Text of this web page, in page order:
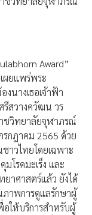
Award”
ผยแพร่พระ
งนางเธอเจ้าฟ้า
สวางควัฒน วร
ชวิทยาลัยจุฬาภรณ์
กฎาคม 2565 ด้วย
าวไทยโดยเฉพาะ
โรคมะเร็ง และ
ยาศาสตร์แล้ว ยังได้
าพการดูแลรักษาผู้
อให้บริการสำหรับผู้